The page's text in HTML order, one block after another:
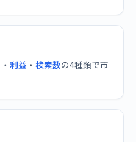
・ 利益 ・ 検索数の4種類で市